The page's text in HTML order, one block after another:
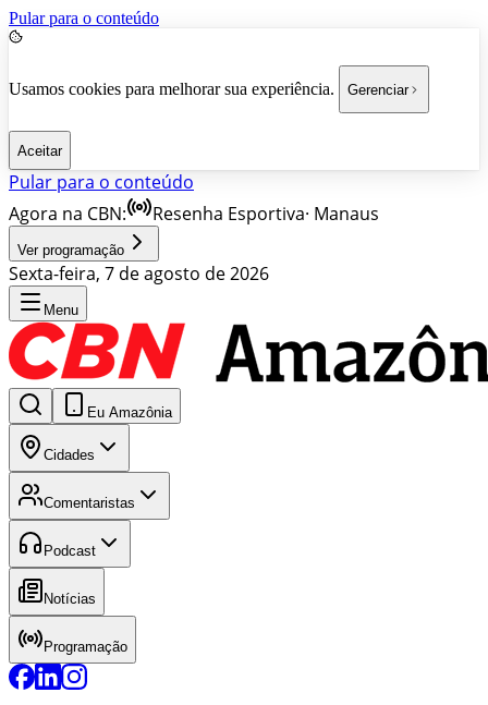
Pular para o conteúdo
Usamos cookies para melhorar sua experiência. Gerenciar
Aceitar
Pular para o conteúdo
Agora na CBN:
Resenha Esportiva· Manaus
Ver programação
Sexta-feira, 7 de agosto de 2026
Menu
Eu Amazônia
Cidades
Comentaristas
Podcast
Notícias
Programação